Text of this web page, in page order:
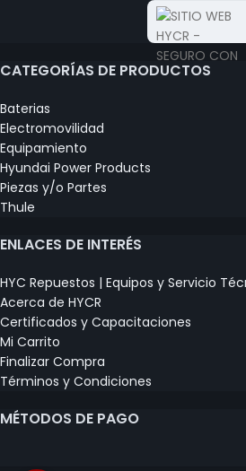
CATEGORÍAS DE PRODUCTOS
Baterias
Electromovilidad
Equipamiento
Hyundai Power Products
Piezas y/o Partes
Thule
ENLACES DE INTERÉS
HYC Repuestos | Equipos y Servicio
Acerca de HYCR
Certificados y Capacitaciones
Mi Carrito
Finalizar Compra
Términos y Condiciones
MÉTODOS DE PAGO